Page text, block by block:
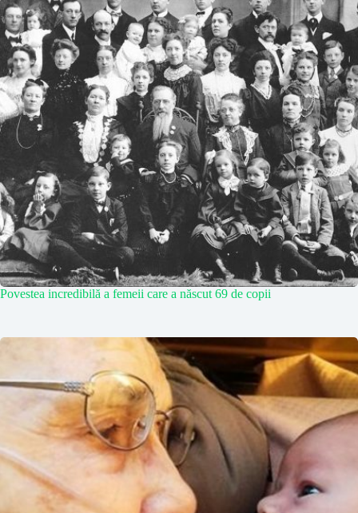
Povestea incredibilă a femeii care a născut 69 de copii